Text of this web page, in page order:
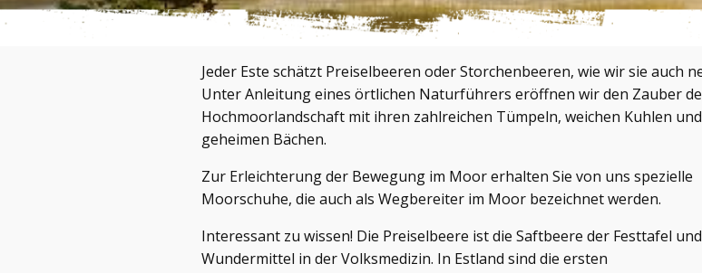
Jeder Este schätzt Preiselbeeren oder Storchenbeeren, wie wir sie auch
Unter Anleitung eines örtlichen Naturführers eröffnen wir den Zauber
Hochmoorlandschaft mit ihren zahlreichen Tümpeln, weichen Kuhlen und
geheimen Bächen.
Zur Erleichterung der Bewegung im Moor erhalten Sie von uns spezielle
Moorschuhe, die auch als Wegbereiter im Moor bezeichnet werden.
Interessant zu wissen! Die Preiselbeere ist die Saftbeere der Festtafel
Wundermittel in der Volksmedizin. In Estland sind die ersten